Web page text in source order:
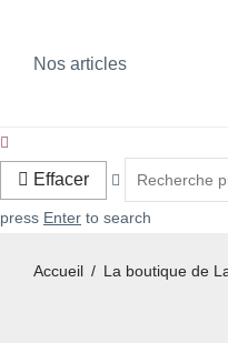
Nos articles
Effacer
press Enter to search
Accueil / La boutique de